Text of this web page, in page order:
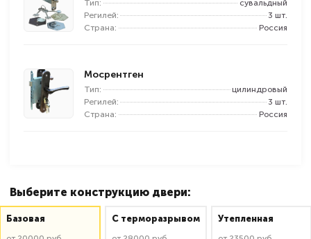
Тип:
сувальдный
Регилей:
3 шт.
Страна:
Россия
Мосрентген
Тип:
цилиндровый
Регилей:
3 шт.
Страна:
Россия
Выберите конструкцию двери:
Базовая C терморазрывом Утепленная